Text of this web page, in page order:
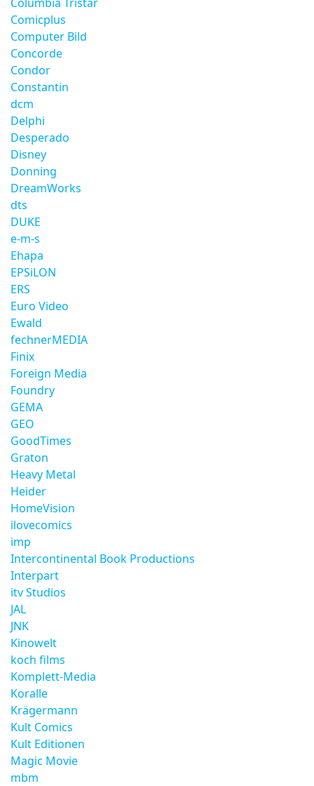
Comicplus
Computer Bild
Concorde
Condor
Constantin
dcm
Delphi
Desperado
Disney
Donning
DreamWorks
dts
DUKE
e-m-s
Ehapa
EPSiLON
ERS
Euro Video
Ewald
fechnerMEDIA
Finix
Foreign Media
Foundry
GEMA
GEO
GoodTimes
Graton
Heavy Metal
Heider
HomeVision
ilovecomics
imp
Intercontinental Book Productions
Interpart
itv Studios
JAL
JNK
Kinowelt
koch films
Komplett-Media
Koralle
Krägermann
Kult Comics
Kult Editionen
Magic Movie
mbm